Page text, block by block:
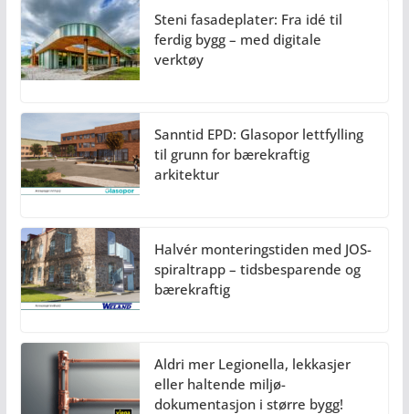
Steni fasadeplater: Fra idé til
ferdig bygg – med digitale
verktøy
Sanntid EPD: Glasopor lettfylling
til grunn for bærekraftig
arkitektur
Halvér monteringstiden med JOS-
spiraltrapp – tidsbesparende og
bærekraftig
Aldri mer Legionella, lekkasjer
eller haltende miljø-
dokumentasjon i større bygg!